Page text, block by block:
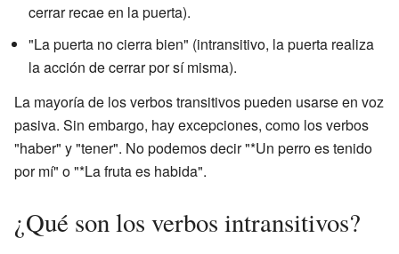
cerrar recae en la puerta).
"La puerta no cierra bien" (intransitivo, la puerta realiza
la acción de cerrar por sí misma).
La mayoría de los verbos transitivos pueden usarse en voz
pasiva. Sin embargo, hay excepciones, como los verbos
"haber" y "tener". No podemos decir "*Un perro es tenido
por mí" o "*La fruta es habida".
¿Qué son los verbos intransitivos?